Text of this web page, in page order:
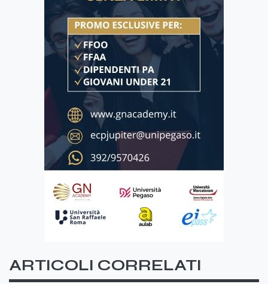
ARTICOLI CORRELATI